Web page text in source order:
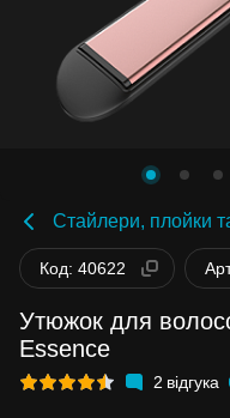
Стайлери, плойки
Код: 40622
Утюжок для
Essence
2 відгука